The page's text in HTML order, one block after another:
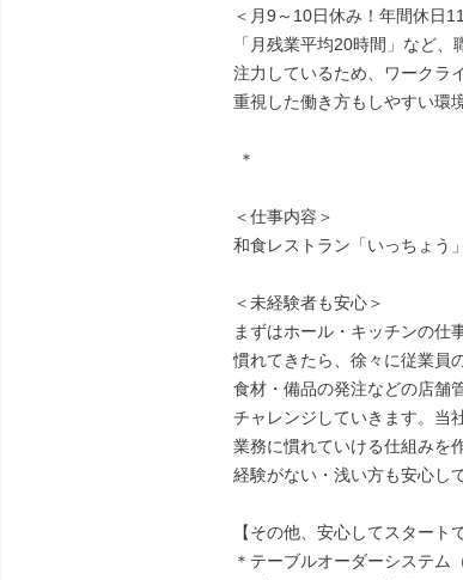
＜月9～10日休み！年間休日
「月残業平均20時間」など、
注力しているため、ワークラ
重視した働き方もしやすい環
＜仕事内容＞
和食レストラン「いっちょう
＜未経験者も安心＞
まずはホール・キッチンの仕
慣れてきたら、徐々に従業員
食材・備品の発注などの店舗
チャレンジしていきます。当
業務に慣れていける仕組みを
経験がない・浅い方も安心し
【その他、安心してスタート
＊テーブルオーダーシステム